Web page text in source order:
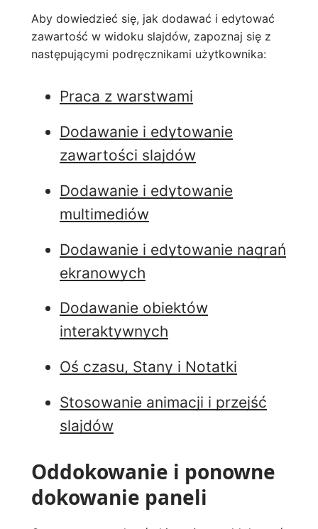
Aby dowiedzieć się, jak dodawać i edytować
zawartość w widoku slajdów, zapoznaj się z
następującymi podręcznikami użytkownika:
Praca z warstwami
Dodawanie i edytowanie
zawartości slajdów
Dodawanie i edytowanie
multimediów
Dodawanie i edytowanie nagrań
ekranowych
Dodawanie obiektów
interaktywnych
Oś czasu, Stany i Notatki
Stosowanie animacji i przejść
slajdów
Oddokowanie i ponowne
dokowanie paneli